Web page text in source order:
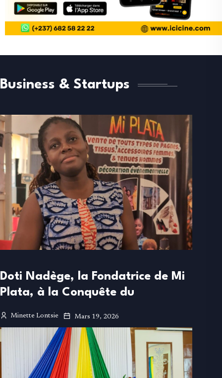
Business & Startups
Doti Nadège, la Fondatrice de Mi
Plata, à la Conquête du
Minette Lontsie Mars 19, 2026